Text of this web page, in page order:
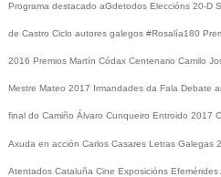
Programa destacado aGdetodos Eleccións 20-D
de Castro Ciclo autores galegos #Rosalía180
2016 Premios Martín Códax Centenario Camilo
Mestre Mateo 2017 Irmandades da Fala Debate
final do Camiño Álvaro Cunqueiro Entroido 2017
Axuda en acción Carlos Casares Letras Galegas
Atentados Cataluña Cine Exposicións Efemérides